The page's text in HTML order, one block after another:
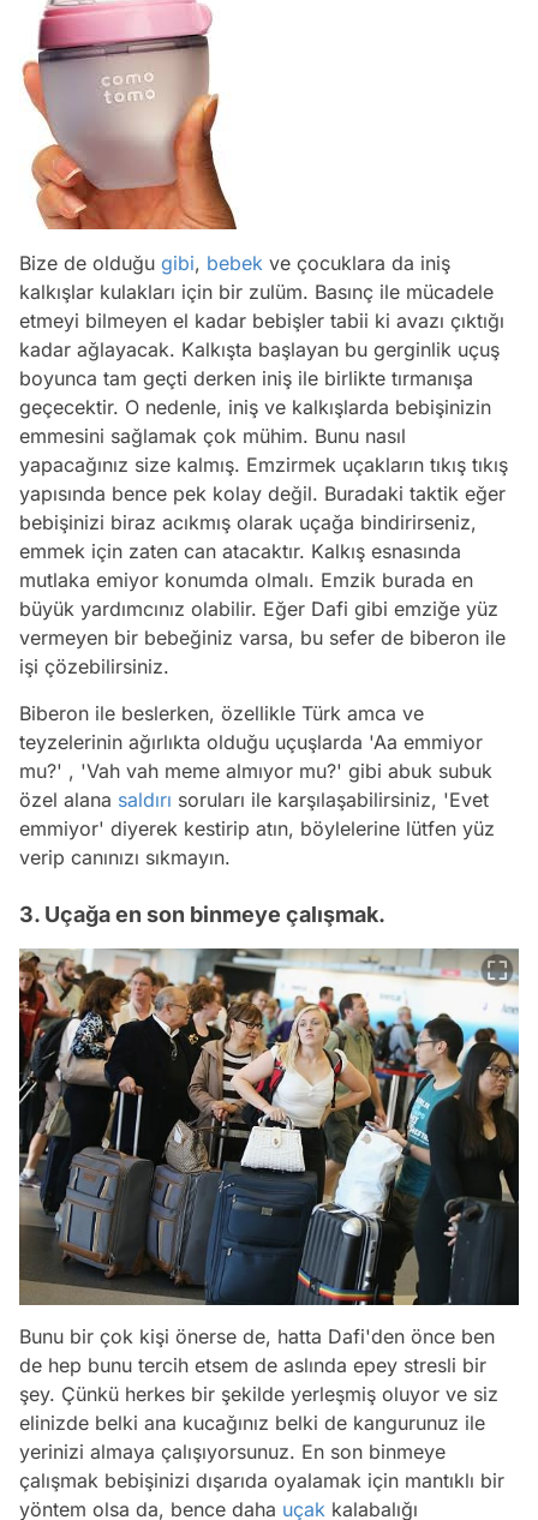
Bize de olduğu gibi, bebek ve çocuklara da iniş
kalkışlar kulakları için bir zulüm. Basınç ile mücadele
etmeyi bilmeyen el kadar bebişler tabii ki avazı çıktığı
kadar ağlayacak. Kalkışta başlayan bu gerginlik uçuş
boyunca tam geçti derken iniş ile birlikte tırmanışa
geçecektir. O nedenle, iniş ve kalkışlarda bebişinizin
emmesini sağlamak çok mühim. Bunu nasıl
yapacağınız size kalmış. Emzirmek uçakların tıkış tıkış
yapısında bence pek kolay değil. Buradaki taktik eğer
bebişinizi biraz acıkmış olarak uçağa bindirirseniz,
emmek için zaten can atacaktır. Kalkış esnasında
mutlaka emiyor konumda olmalı. Emzik burada en
büyük yardımcınız olabilir. Eğer Dafi gibi emziğe yüz
vermeyen bir bebeğiniz varsa, bu sefer de biberon ile
işi çözebilirsiniz.
Biberon ile beslerken, özellikle Türk amca ve
teyzelerinin ağırlıkta olduğu uçuşlarda 'Aa emmiyor
mu?' , 'Vah vah meme almıyor mu?' gibi abuk subuk
özel alana saldırı soruları ile karşılaşabilirsiniz, 'Evet
emmiyor' diyerek kestirip atın, böylelerine lütfen yüz
verip canınızı sıkmayın.
3. Uçağa en son binmeye çalışmak.
Bunu bir çok kişi önerse de, hatta Dafi'den önce ben
de hep bunu tercih etsem de aslında epey stresli bir
şey. Çünkü herkes bir şekilde yerleşmiş oluyor ve siz
elinizde belki ana kucağınız belki de kangurunuz ile
yerinizi almaya çalışıyorsunuz. En son binmeye
çalışmak bebişinizi dışarıda oyalamak için mantıklı bir
yöntem olsa da, bence daha uçak kalabalığı